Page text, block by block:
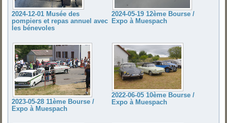
2024-12-01 Musée des
pompiers et repas annuel avec
les bénevoles
2024-05-19 12ème Bourse /
Expo à Muespach
2023-05-28 11ème Bourse /
Expo à Muespach
2022-06-05 10ème Bourse /
Expo à Muespach